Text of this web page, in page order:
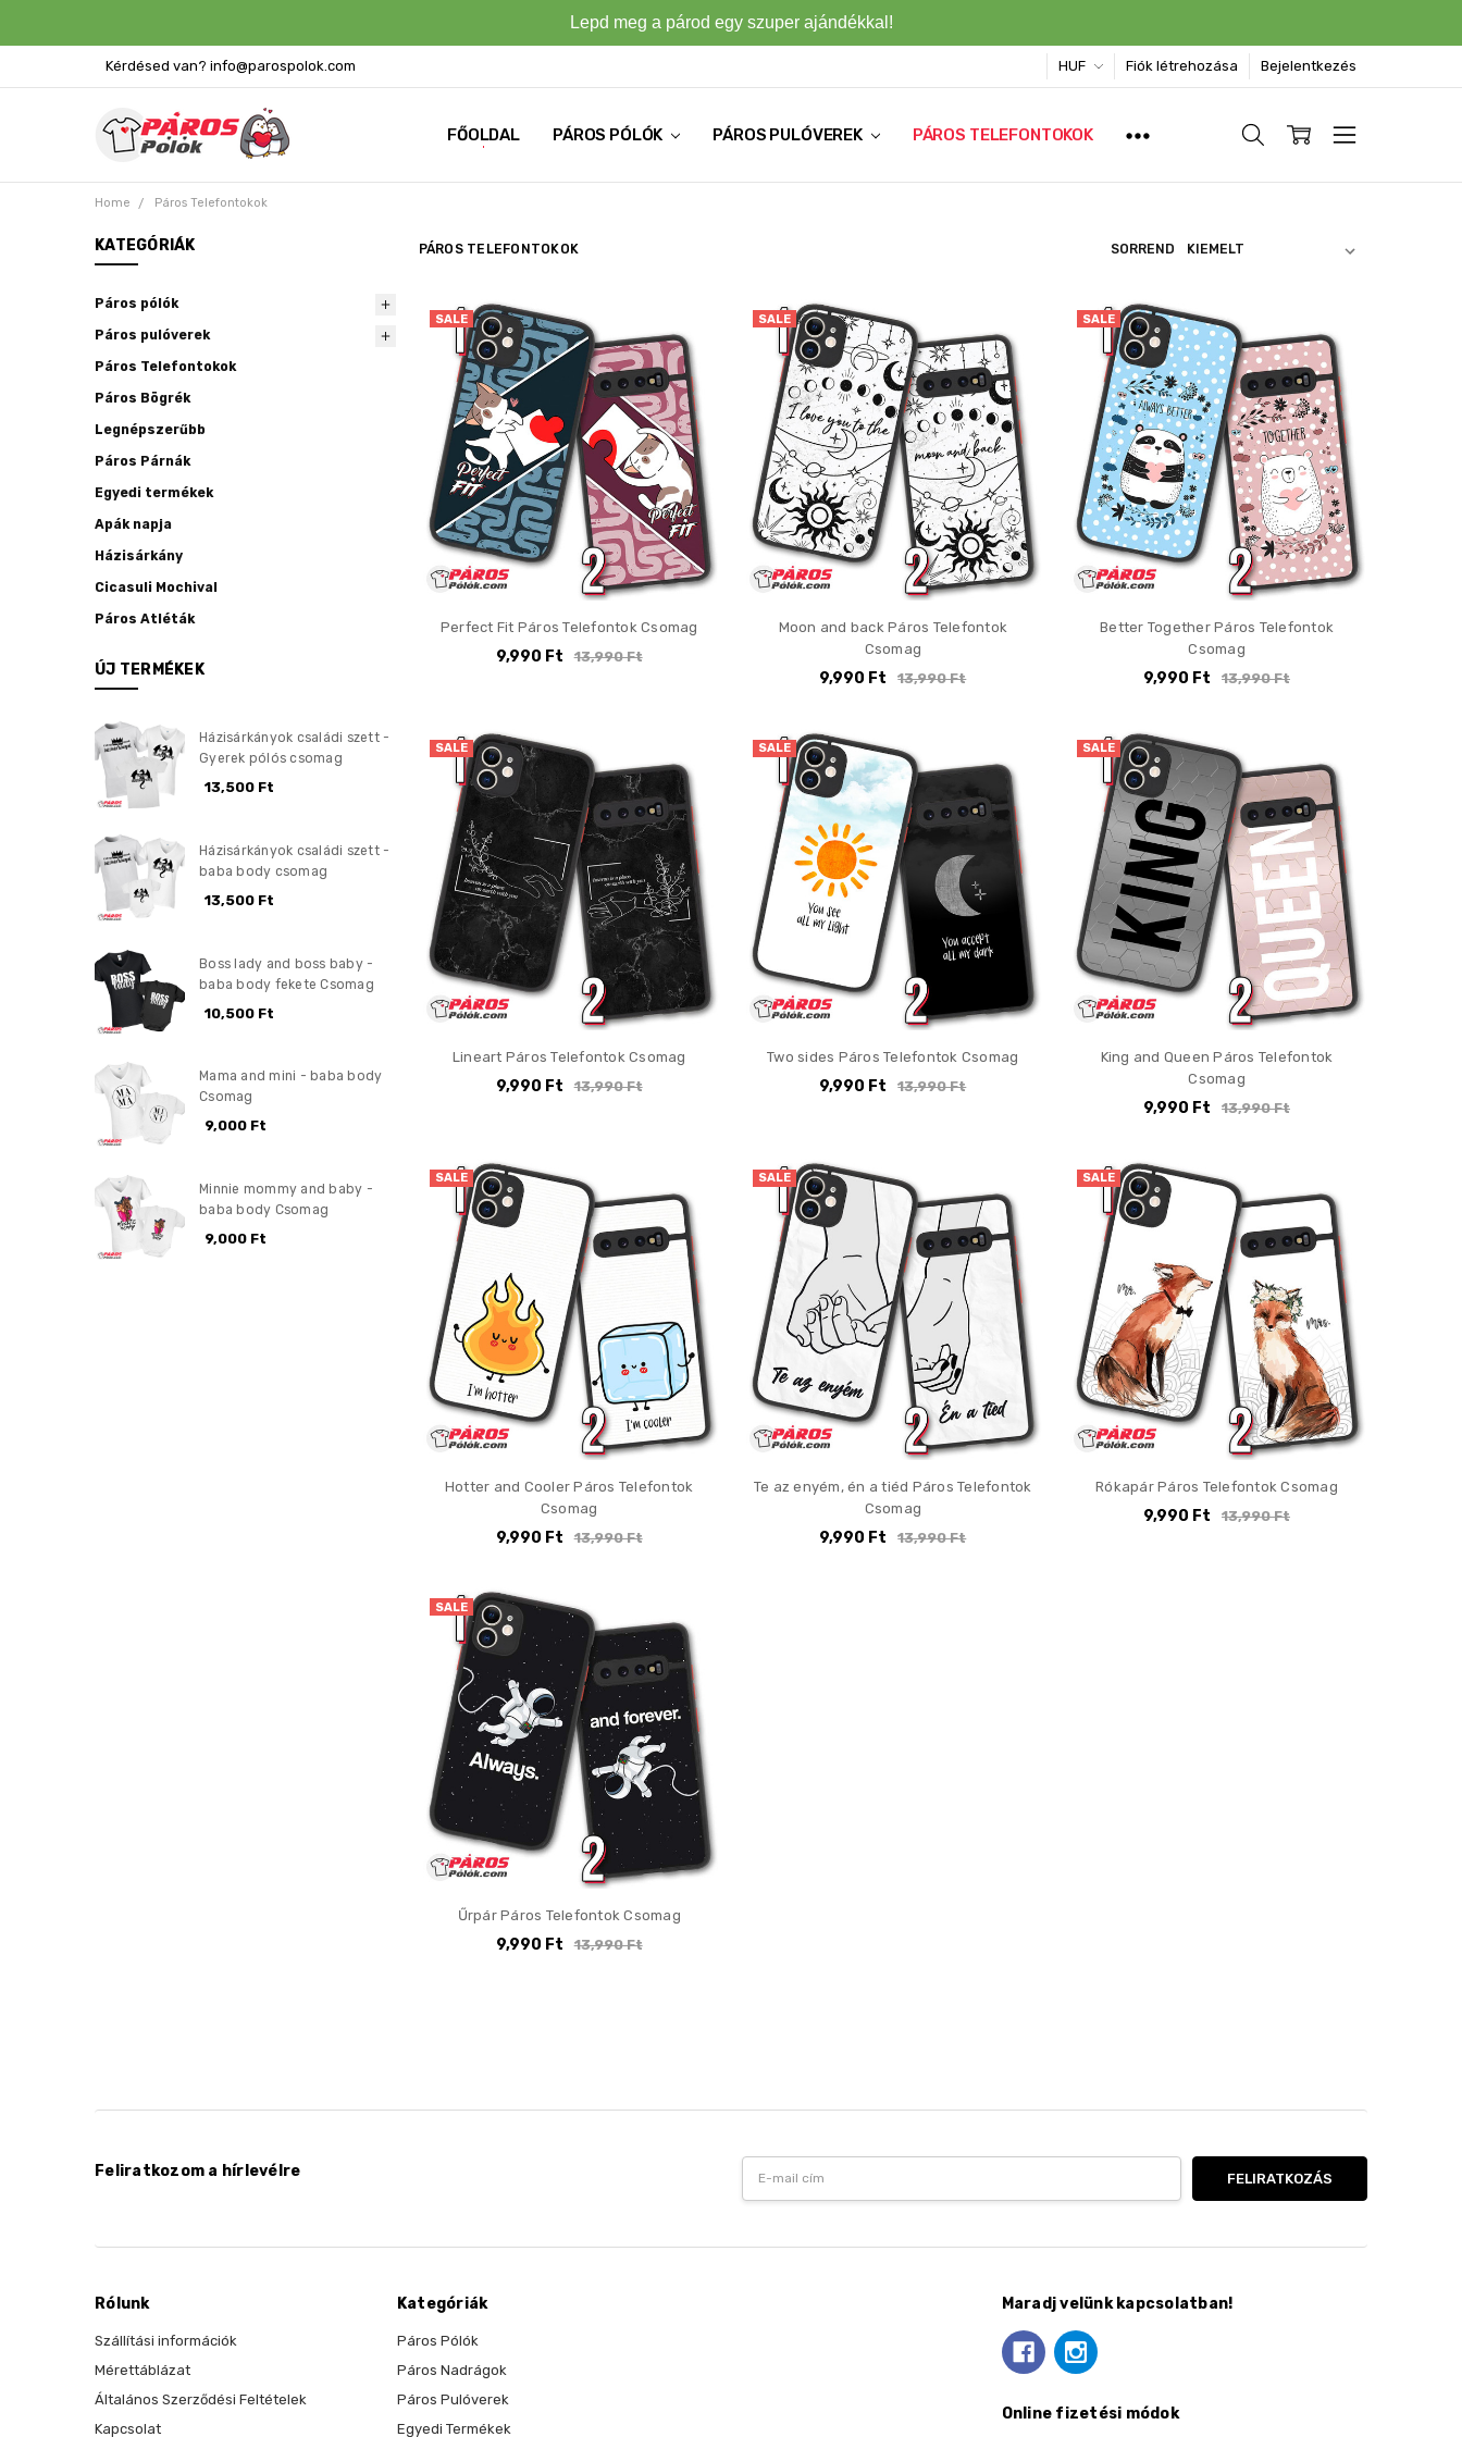
Kérdésed van? info@parospolok.com HUF Fiók létrehozása Bejelentkezés
FŐOLDAL PÁROS PÓLÓK PÁROS PULÓVEREK PÁROS TELEFONTOKOK
Home Páros Telefontokok
KATEGÓRIÁK
Páros pólók
Páros pulóverek
Páros Telefontokok
Páros Bögrék
Legnépszerűbb
Páros Párnák
Egyedi termékek
Apák napja
Házisárkány
Cicasuli Mochival
Páros Atléták
ÚJ TERMÉKEK
Házisárkányok családi szett -
Gyerek pólós csomag
13,500 Ft
Házisárkányok családi szett -
baba body csomag
13,500 Ft
Boss lady and boss baby -
baba body fekete Csomag
10,500 Ft
Mama and mini - baba body
Csomag
9,000 Ft
Minnie mommy and baby -
baba body Csomag
9,000 Ft
PÁROS TELEFONTOKOK SORREND
SALE
Perfect Fit Páros Telefontok Csomag
9,990 Ft 13,990 Ft
SALE
Moon and back Páros Telefontok
Csomag
9,990 Ft 13,990 Ft
SALE
Better Together Páros Telefontok
Csomag
9,990 Ft 13,990 Ft
SALE
Lineart Páros Telefontok Csomag
9,990 Ft 13,990 Ft
SALE
Two sides Páros Telefontok Csomag
9,990 Ft 13,990 Ft
SALE
King and Queen Páros Telefontok
Csomag
9,990 Ft 13,990 Ft
SALE
Hotter and Cooler Páros Telefontok
Csomag
9,990 Ft 13,990 Ft
SALE
Te az enyém, én a tiéd Páros Telefontok
Csomag
9,990 Ft 13,990 Ft
SALE
Rókapár Páros Telefontok Csomag
9,990 Ft 13,990 Ft
SALE
Űrpár Páros Telefontok Csomag
9,990 Ft 13,990 Ft
Feliratkozom a hírlevélre
Address
Rólunk
Szállítási információk
Mérettáblázat
Általános Szerződési Feltételek
Kapcsolat
Kategóriák
Páros Pólók
Páros Nadrágok
Páros Pulóverek
Egyedi Termékek
Maradj velünk kapcsolatban!
Online fizetési módok
Lepd meg a párod egy szuper ajándékkal!